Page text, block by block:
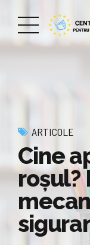
ARTICOLE
Cine
roșul?